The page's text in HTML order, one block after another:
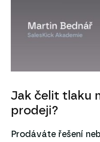
Jak čelit tlaku
prodeji?
Prodáváte řešení